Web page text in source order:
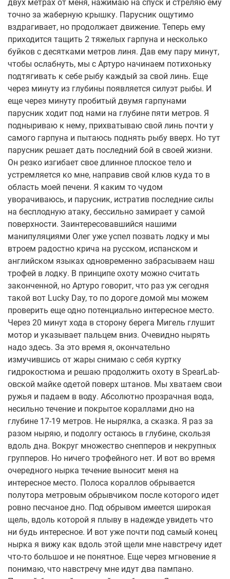
двух метрах от меня, нажимаю на спуск и стреляю ему
точно за жаберную крышку. Парусник ощутимо
вздрагивает, но продолжает движение. Теперь ему
приходится тащить 2 тяжелых гарпуна и несколько
буйков с десятками метров линя. Дав ему пару минут,
чтобы ослабнуть, мы с Артуро начинаем потихоньку
подтягивать к себе рыбу каждый за свой линь. Еще
через минуту из глубины появляется силуэт рыбы. И
еще через минуту пробитый двумя гарпунами
парусник ходит под нами на глубине пяти метров. Я
подныриваю к нему, прихватываю свой линь почти у
самого гарпуна и пытаюсь поднять рыбу вверх. Но тут
парусник решает дать последний бой в своей жизни.
Он резко изгибает свое длинное плоское тело и
устремляется ко мне, направив свой клюв куда то в
область моей печени. Я каким то чудом
уворачиваюсь, и парусник, истратив последние силы
на бесплодную атаку, бессильно замирает у самой
поверхности. Заинтересовавшийся нашими
манипуляциями Олег уже успел позвать лодку и мы
втроем радостно крича на русском, испанском и
английском языках одновременно забрасываем наш
трофей в лодку. В принципе охоту можно считать
законченной, но Артуро говорит, что раз уж сегодня
такой вот Lucky Day, то по дороге домой мы можем
проверить еще одно потенциально интересное место.
Через 20 минут хода в сторону берега Мигель глушит
мотор и указывает пальцем вниз. Очевидно нырять
надо здесь. За это время я, окончательно
измучившись от жары снимаю с себя куртку
гидрокостюма и решаю продолжить охоту в SpearLab-
овской майке одетой поверх штанов. Мы хватаем свои
ружья и падаем в воду. Абсолютно прозрачная вода,
несильно течение и покрытое кораллами дно на
глубине 17-19 метров. Не нырялка, а сказка. Я раз за
разом ныряю, и подолгу остаюсь в глубине, скользя
вдоль дна. Вокруг множество снепперов и некрупных
групперов. Но ничего трофейного нет. И вот во время
очередного нырка течение выносит меня на
интересное место. Полоса кораллов обрывается
полутора метровым обрывчиком после которого идет
ровно песчаное дно. Под обрывом имеется широкая
щель, вдоль которой я плыву в надежде увидеть что
ни будь интересное. И вот уже почти под самый конец
нырка я вижу как вдоль этой щели мне навстречу идет
что-то большое и не понятное. Еще через мгновение я
понимаю, что навстречу мне идут два пампано.